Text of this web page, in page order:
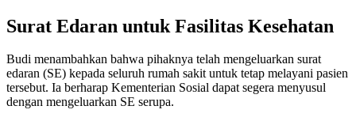
Surat Edaran untuk Fasilitas Kesehatan
Budi menambahkan bahwa pihaknya telah mengeluarkan surat
edaran (SE) kepada seluruh rumah sakit untuk tetap melayani pasien
tersebut. Ia berharap Kementerian Sosial dapat segera menyusul
dengan mengeluarkan SE serupa.